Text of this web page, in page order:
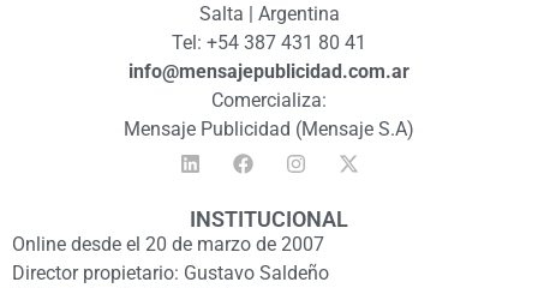
Salta | Argentina
Tel: +54 387 431 80 41
info@mensajepublicidad.com.ar
Comercializa:
Mensaje Publicidad (Mensaje S.A)
INSTITUCIONAL
Online desde el 20 de marzo de 2007
Director propietario: Gustavo Saldeño